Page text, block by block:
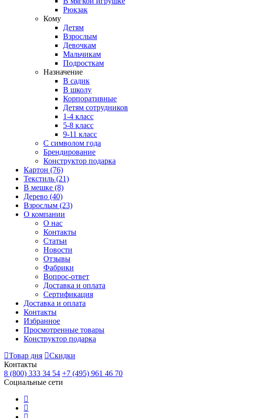
Рюкзак
Кому
Детям
Взрослым
Девочкам
Мальчикам
Подросткам
Назначение
В садик
В школу
Корпоративные
Детям сотрудников
1-4 класс
5-8 класс
9-11 класс
С символом года
Брендирование
Конструктор подарка
Картон (76)
Текстиль (21)
В мешке (8)
Дерево (40)
Взрослым (23)
О компании
О нас
Контакты
Статьи
Новости
Отзывы
Фабрики
Вопрос-ответ
Доставка и оплата
Сертификация
Доставка и оплата
Контакты
Избранное
Просмотренные товары
Конструктор подарка
Товар дня
Скидки
Контакты
8 (800) 333 34 54 +7 (495) 961 46 70
Социальные сети